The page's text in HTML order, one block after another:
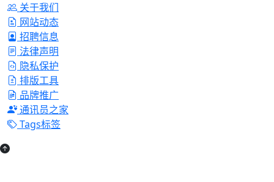
关于我们
网站动态
招聘信息
法律声明
隐私保护
排版工具
品牌推广
通讯员之家
Tags标签